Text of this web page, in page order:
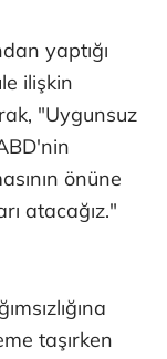
yaptığı
ilişkin
"Uygunsuz
önüne
atacağız."
taşırken